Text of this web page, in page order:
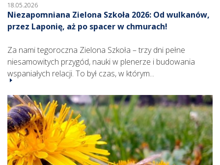
18.05.2026
Niezapomniana Zielona Szkoła 2026: Od wulkanów,
przez Laponię, aż po spacer w chmurach!
Za nami tegoroczna Zielona Szkoła – trzy dni pełne
niesamowitych przygód, nauki w plenerze i budowania
wspaniałych relacji. To był czas, w którym...